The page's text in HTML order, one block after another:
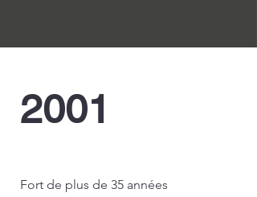
2001
Fort de plus de 35 années